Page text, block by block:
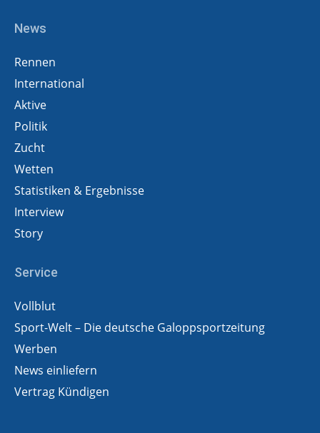
News
Rennen
International
Aktive
Politik
Zucht
Wetten
Statistiken & Ergebnisse
Interview
Story
Service
Vollblut
Sport-Welt – Die deutsche Galoppsportzeitung
Werben
News einliefern
Vertrag Kündigen